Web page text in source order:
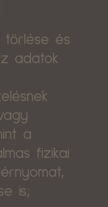
törlése és
adatok
a
fizikai
is;